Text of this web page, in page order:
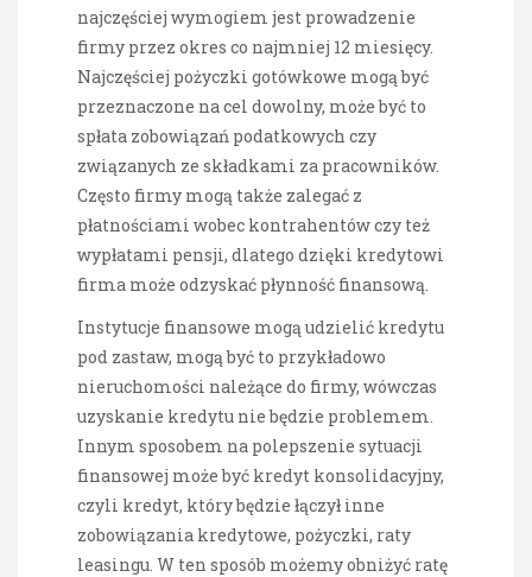
najczęściej wymogiem jest prowadzenie
firmy przez okres co najmniej 12 miesięcy.
Najczęściej pożyczki gotówkowe mogą być
przeznaczone na cel dowolny, może być to
spłata zobowiązań podatkowych czy
związanych ze składkami za pracowników.
Często firmy mogą także zalegać z
płatnościami wobec kontrahentów czy też
wypłatami pensji, dlatego dzięki kredytowi
firma może odzyskać płynność finansową.
Instytucje finansowe mogą udzielić kredytu
pod zastaw, mogą być to przykładowo
nieruchomości należące do firmy, wówczas
uzyskanie kredytu nie będzie problemem.
Innym sposobem na polepszenie sytuacji
finansowej może być kredyt konsolidacyjny,
czyli kredyt, który będzie łączył inne
zobowiązania kredytowe, pożyczki, raty
leasingu. W ten sposób możemy obniżyć ratę